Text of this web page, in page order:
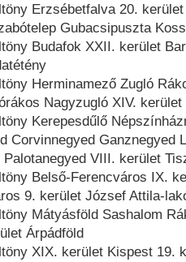
Erzsébetfalva 20.
Gubacsipuszta
Budafok XXII. kerület
Herminamező Zugló
Nagyzugló XIV.
Kerepesdűlő
Corvinnegyed Ganznegyed
Palotanegyed VIII. kerület
Belső-Ferencváros IX.
9. kerület József Attila-
Mátyásföld Sashalom
Árpádföld
XIX. kerület Kispest 19.